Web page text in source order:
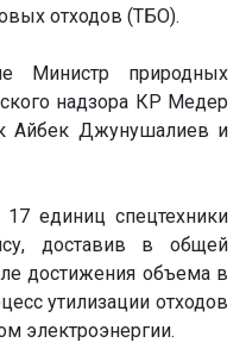
отходов (ТБО).
Министр природных
надзора КР Медер
Айбек Джунушалиев и
единиц спецтехники
доставив в общей
достижения объема в
утилизации отходов
электроэнергии.